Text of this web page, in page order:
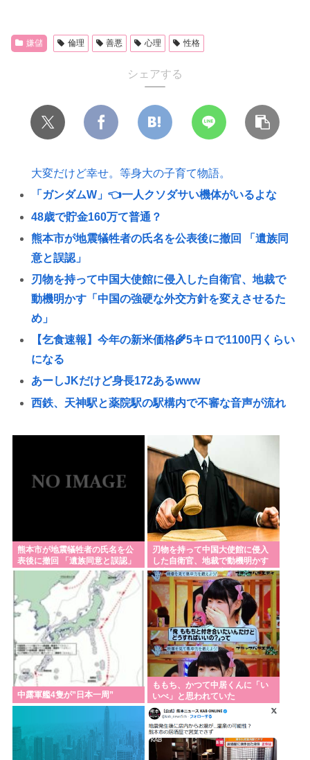
嫌儲 倫理 善悪 心理 性格
シェアする
大変だけど幸せ。等身大の子育て物語。
「ガンダムW」👈一人クソダサい機体がいるよな
48歳で貯金160万て普通？
熊本市が地震犠牲者の氏名を公表後に撤回 「遺族同
意と誤認」
刃物を持って中国大使館に侵入した自衛官、地裁で
動機明かす「中国の強硬な外交方針を変えさせるた
め」
【乞食速報】今年の新米価格🌾5キロで1100円くらい
になる
あーしJKだけど身長172あるwww
西鉄、天神駅と薬院駅の駅構内で不審な音声が流れ
ウクライナ人スパイ、ドイツで逮捕される🥹
彼女の実家でご飯頂いたんだがすき焼きの肉が鶏肉
だった
中露軍艦4隻が”日本一周”
【参政党】神谷代表、食料品の消費減税「天下の愚
策だ」と批判
【画像】田舎の空、青すぎる😭
れいわ新選組、さん、「いのちの党」に改名🔥www
【高市】福岡の自民党県議の海外旅行費👉5年で3億
3700万円。避難所で使えるテント👉1個2万円。
みんなで大家さん「成田は日本の下町が開発したゴ
ミをエネルギーに変える技術と核融合発電を使うの
でエコで高い資産価値があり利益が出る
Powered by livedoor 相互RSS
熊本市が地震犠牲者の氏名を公
表後に撤回 「遺族同意と誤認」
刃物を持って中国大使館に侵入
した自衛官、地裁で動機明かす
「中国の強硬な外交方針を変え
させるため」
中露軍艦4隻が”日本一周”
ももち、かつて中居くんに「い
いべ」と思われていた